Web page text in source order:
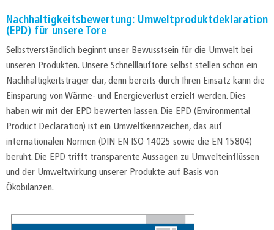
Nachhaltigkeitsbewertung: Umweltproduktdeklaration
(EPD) für unsere Tore
Selbstverständlich beginnt unser Bewusstsein für die Umwelt bei
unseren Produkten. Unsere Schnelllauftore selbst stellen schon ein
Nachhaltigkeitsträger dar, denn bereits durch Ihren Einsatz kann die
Einsparung von Wärme- und Energieverlust erzielt werden. Dies
haben wir mit der EPD bewerten lassen. Die EPD (Environmental
Product Declaration) ist ein Umweltkennzeichen, das auf
internationalen Normen (DIN EN ISO 14025 sowie die EN 15804)
beruht. Die EPD trifft transparente Aussagen zu Umwelteinflüssen
und der Umweltwirkung unserer Produkte auf Basis von
Ökobilanzen.